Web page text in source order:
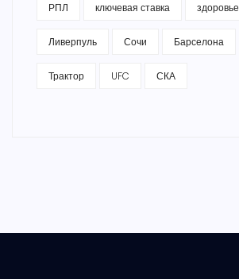
РПЛ ключевая ставка здоровье
Ливерпуль Сочи Барселона
Трактор UFC СКА